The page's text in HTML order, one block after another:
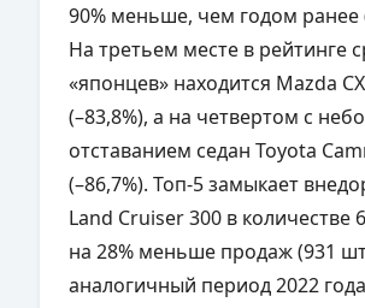
90% меньше, чем годом ранее
На третьем месте в рейтинге
«японцев» находится Mazda
(–83,8%), а на четвертом с
отставанием седан Toyota
(–86,7%). Топ-5 замыкает
Land Cruiser300 в количестве
на 28% меньше продаж (931
аналогичный период 2022